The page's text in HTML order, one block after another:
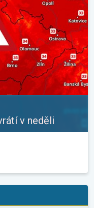
v neděli